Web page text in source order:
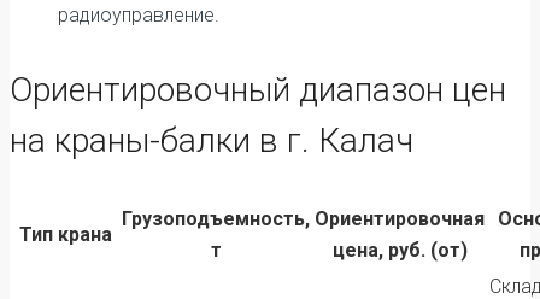
радиоуправление.
Ориентировочный диапазон цен
на краны-балки в г. Калач
Тип крана
Грузоподъемность,
т
Ориентировочная
цена, руб. (от)